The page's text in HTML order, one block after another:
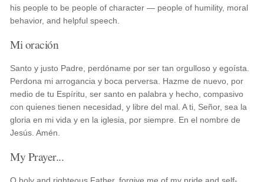
his people to be people of character — people of humility, moral
behavior, and helpful speech.
Mi oración
Santo y justo Padre, perdóname por ser tan orgulloso y egoísta.
Perdona mi arrogancia y boca perversa. Hazme de nuevo, por
medio de tu Espíritu, ser santo en palabra y hecho, compasivo
con quienes tienen necesidad, y libre del mal. A ti, Señor, sea la
gloria en mi vida y en la iglesia, por siempre. En el nombre de
Jesús. Amén.
My Prayer...